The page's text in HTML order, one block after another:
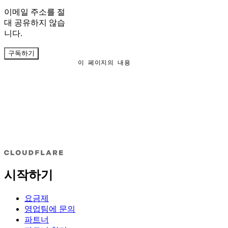
이 페이지의 내용
이메일 주소를 절
대 공유하지 않습
니다.
구독하기
시작하기
요금제
영업팀에 문의
파트너